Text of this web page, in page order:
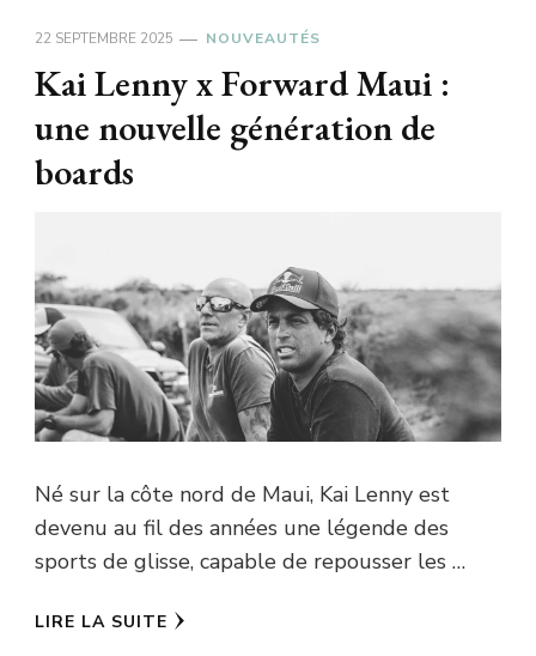
22 SEPTEMBRE 2025 NOUVEAUTÉS
Kai Lenny x Forward Maui :
une nouvelle génération de
boards
Né sur la côte nord de Maui, Kai Lenny est
devenu au fil des années une légende des
sports de glisse, capable de repousser les …
LIRE LA SUITE